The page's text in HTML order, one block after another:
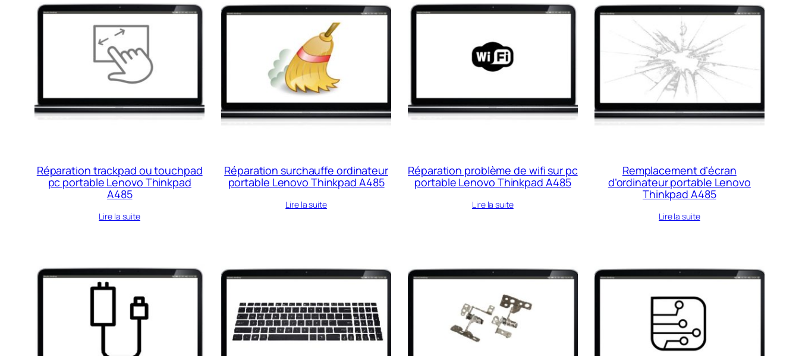
Réparation trackpad ou touchpad
pc portable Lenovo Thinkpad
A485
Lire la suite
Réparation surchauffe ordinateur
portable Lenovo Thinkpad A485
Lire la suite
Réparation problème de wifi sur pc
portable Lenovo Thinkpad A485
Lire la suite
Remplacement d’écran
d’ordinateur portable Lenovo
Thinkpad A485
Lire la suite